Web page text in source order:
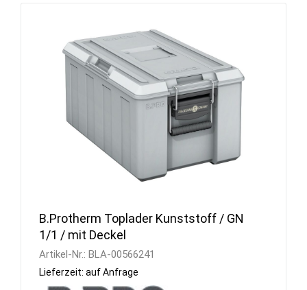
B.Protherm Toplader Kunststoff / GN
1/1 / mit Deckel
Artikel-Nr.: BLA-00566241
Lieferzeit: auf Anfrage